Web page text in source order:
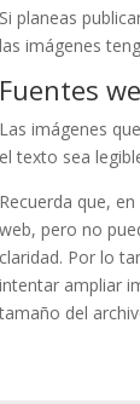
Si planeas
las imágenes
Fuentes
Las imágenes
el texto sea
Recuerda que,
web, pero no
claridad. Por lo
intentar ampliar
del